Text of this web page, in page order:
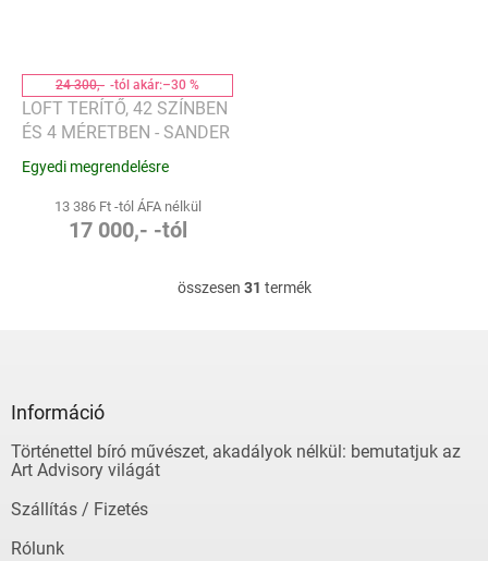
24 300,- -tól akár:–30 %
LOFT TERÍTŐ, 42 SZÍNBEN
ÉS 4 MÉRETBEN - SANDER
Egyedi megrendelésre
13 386 Ft -tól ÁFA nélkül
17 000,- -tól
L
á
n
összesen 31 termék
Információ
Történettel bíró művészet, akadályok nélkül: bemutatjuk az
Art Advisory világát
Szállítás / Fizetés
Rólunk